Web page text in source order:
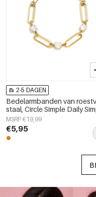
2-5 DAGEN
Bedelarmbanden van
staal, Circle Simple Daily
serie, damessieraden
MSRP €19,99
€5,95